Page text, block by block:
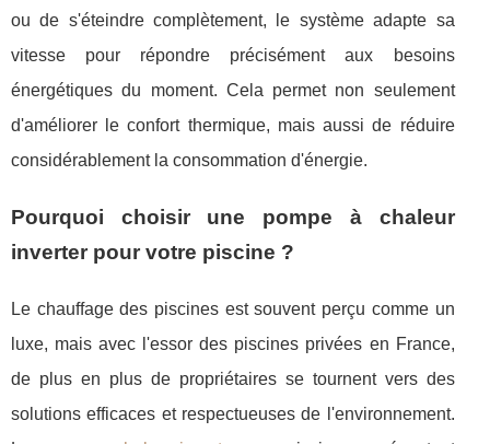
ou de s'éteindre complètement, le système adapte sa
vitesse pour répondre précisément aux besoins
énergétiques du moment. Cela permet non seulement
d'améliorer le confort thermique, mais aussi de réduire
considérablement la consommation d'énergie.
Pourquoi choisir une pompe à chaleur
inverter pour votre piscine ?
Le chauffage des piscines est souvent perçu comme un
luxe, mais avec l'essor des piscines privées en France,
de plus en plus de propriétaires se tournent vers des
solutions efficaces et respectueuses de l'environnement.